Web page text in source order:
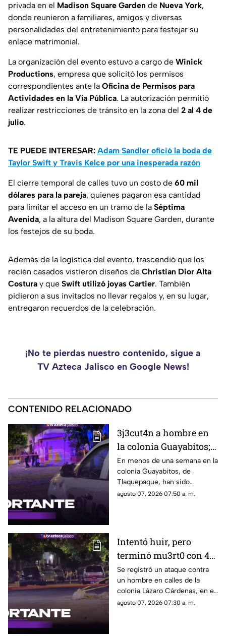
privada en el Madison Square Garden de Nueva York,
donde reunieron a familiares, amigos y diversas
personalidades del entretenimiento para festejar su
enlace matrimonial.
La organización del evento estuvo a cargo de Winick
Productions, empresa que solicitó los permisos
correspondientes ante la Oficina de Permisos para
Actividades en la Vía Pública. La autorización permitió
realizar restricciones de tránsito en la zona del 2 al 4 de
julio.
TE PUEDE INTERESAR: Adam Sandler ofició la boda de
Taylor Swift y Travis Kelce por una inesperada razón
El cierre temporal de calles tuvo un costo de 60 mil
dólares para la pareja, quienes pagaron esa cantidad
para limitar el acceso en un tramo de la Séptima
Avenida, a la altura del Madison Square Garden, durante
los festejos de su boda.
Además de la logística del evento, trascendió que los
recién casados vistieron diseños de Christian Dior Alta
Costura y que Swift utilizó joyas Cartier. También
pidieron a sus invitados no llevar regalos y, en su lugar,
entregaron recuerdos de la celebración.
¡No te pierdas nuestro contenido, sigue a
TV Azteca Jalisco en Google News!
CONTENIDO RELACIONADO
3j3cut4n a hombre en
la colonia Guayabitos;
es el segundo caso en
menos de una semana
En menos de una semana en la
colonia Guayabitos, de
Tlaquepaque, han sido
asesinados dos hombres
agosto 07, 2026 07:50 a. m.
Intentó huir, pero
terminó mu3rt0 con 4
b4l4z05 en Lázaro
Cárdenas
Se registró un ataque contra
un hombre en calles de la
colonia Lázaro Cárdenas, en el
municipio de Guadalajara
agosto 07, 2026 07:30 a. m.